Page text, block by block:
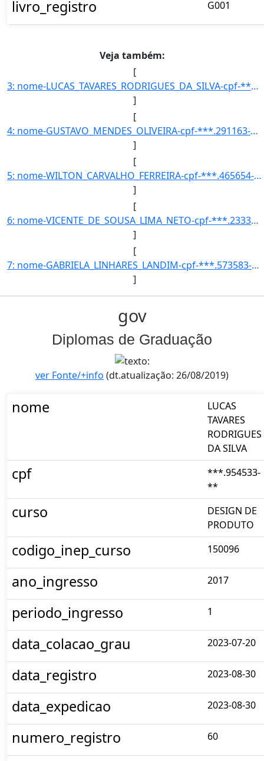
livro_registro G001
Veja também:
[
3: nome-LUCAS_TAVARES_RODRIGUES_DA_SILVA-cpf-***.954533-**-curso-DESIGN_DE_PRODUTO-codigo_inep_curso-15]
]
[
4: nome-GUSTAVO_MENDES_OLIVEIRA-cpf-***.291163-**-curso-INTERDISCIPLINAR_EM_CIENCIAS_NATURAIS_E_MATEMAT]
]
[
5: nome-WILTON_CARVALHO_FERREIRA-cpf-***.465654-**-curso-DESIGN_DE_PRODUTO-codigo_inep_curso-150096-ano]
]
[
6: nome-VICENTE_DE_SOUSA_LIMA_NETO-cpf-***.233373-**-curso-ENGENHARIA_CIVIL-codigo_inep_curso-99344-ano]
]
[
7: nome-GABRIELA_LINHARES_LANDIM-cpf-***.573583-**-curso-ENGENHARIA_CIVIL-codigo_inep_curso-99344-ano_i]
]
gov
Diplomas de Graduação
ver Fonte/+info (dt.atualização: 26/08/2019)
nome
LUCAS
TAVARES
RODRIGUES
DA SILVA
cpf
***.954533-
**
curso
DESIGN DE
PRODUTO
codigo_inep_curso 150096
ano_ingresso 2017
periodo_ingresso 1
data_colacao_grau 2023-07-20
data_registro 2023-08-30
data_expedicao 2023-08-30
numero_registro 60